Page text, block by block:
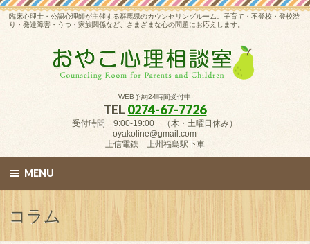
臨床心理士・公認心理師が主催する群馬県のカウンセリングルーム。子育て・不登校・登校渋
り・発達障害・うつ・家族関係など、さまざまな心の問題にお応えします。
WEB予約24時間受付中
TEL 0274-67-7726
受付時間 9:00-19:00 （木・土曜日休み）
oyakoline@gmail.com
上信電鉄 上州福島駅下車
MENU
コラム